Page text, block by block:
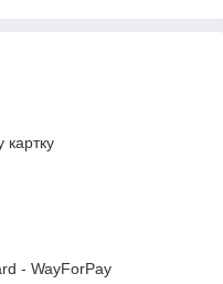
картку
- WayForPay